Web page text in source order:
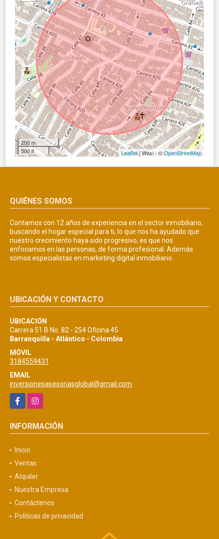
200 m
500 ft
Leaflet| Wasi - ©OpenStreetMap
QUIÉNES SOMOS
Contamos con 12 años de experiencia en el sector inmobiliario,
buscando el hogar especial para ti, lo que nos ha ayudado que
nuestro crecimiento haya sido progresivo, es que nos
enfocamos en las personas, de forma profesional. Además
somos especialistas en marketing digital inmobiliario.
UBICACIÓN Y CONTACTO
UBICACIÓN
Carrera 51 B No. 82 - 254 Oficina 45
Barranquilla - Atlántico - Colombia
MÓVIL
3184559431
EMAIL
inversionesasesoriasglobal@gmail.com
FacebookInstagram
INFORMACIÓN
Inicio
Ventas
Alquiler
Nuestra Empresa
Contáctenos
Políticas de privacidad